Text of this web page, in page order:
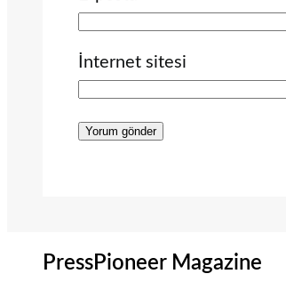
İnternet sitesi
PressPioneer Magazine